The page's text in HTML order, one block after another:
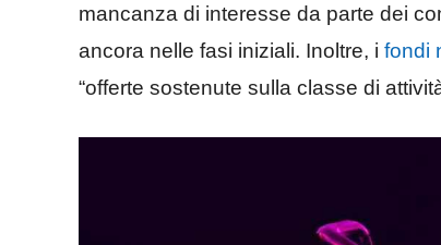
mancanza di interesse da parte dei
ancora nelle fasi iniziali. Inoltre, i fondi
“offerte sostenute sulla classe di